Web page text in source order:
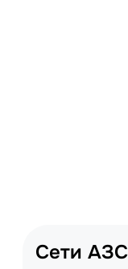
Сети АЗС